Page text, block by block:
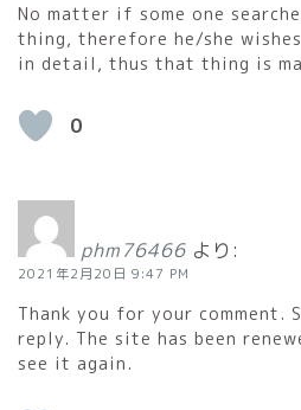
No matter if some one
thing, therefore he/she
in detail, thus that thing is
0
phm76466 より:
2021年2月20日 9:47 PM
Thank you for your comment.
reply. The site has been
see it again.